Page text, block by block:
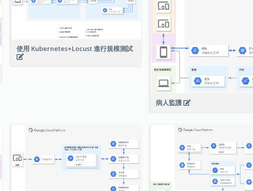
使用 Kubernetes+Locust 進行規模測試
病人監護